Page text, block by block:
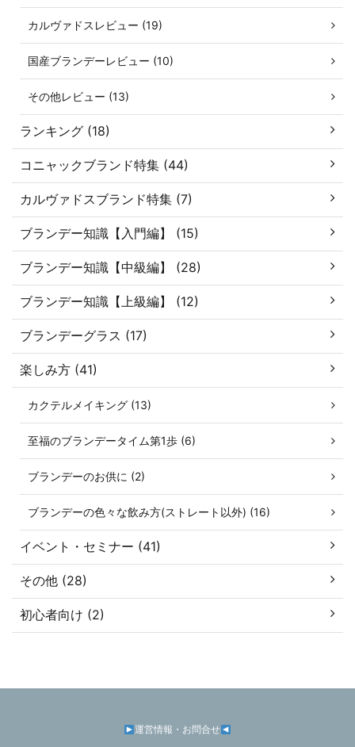
カルヴァドスレビュー (19)
国産ブランデーレビュー (10)
その他レビュー (13)
ランキング (18)
コニャックブランド特集 (44)
カルヴァドスブランド特集 (7)
ブランデー知識【入門編】 (15)
ブランデー知識【中級編】 (28)
ブランデー知識【上級編】 (12)
ブランデーグラス (17)
楽しみ方 (41)
カクテルメイキング (13)
至福のブランデータイム第1歩 (6)
ブランデーのお供に (2)
ブランデーの色々な飲み方(ストレート以外) (16)
イベント・セミナー (41)
その他 (28)
初心者向け (2)
運営情報・お問合せ